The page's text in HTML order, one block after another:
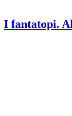
I fantatopi.